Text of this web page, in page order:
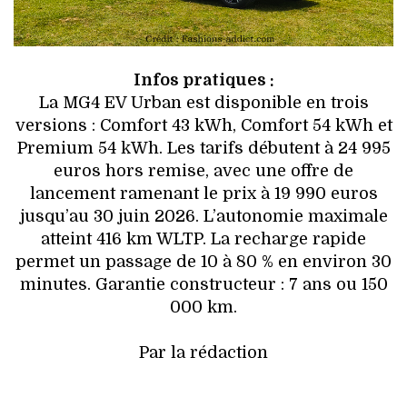
Infos pratiques :
La MG4 EV Urban est disponible en trois
versions : Comfort 43 kWh, Comfort 54 kWh et
Premium 54 kWh. Les tarifs débutent à 24 995
euros hors remise, avec une offre de
lancement ramenant le prix à 19 990 euros
jusqu’au 30 juin 2026. L’autonomie maximale
atteint 416 km WLTP. La recharge rapide
permet un passage de 10 à 80 % en environ 30
minutes. Garantie constructeur : 7 ans ou 150
000 km.
Par la rédaction